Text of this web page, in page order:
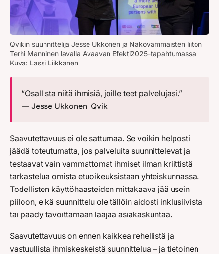
Qvikin suunnittelija Jesse Ukkonen ja Näkövammaisten liiton
Terhi Manninen lavalla Avaavan Efekti2025-tapahtumassa.
Kuva: Lassi Liikkanen
“Osallista niitä ihmisiä, joille teet palvelujasi.”
— Jesse Ukkonen, Qvik
Saavutettavuus ei ole sattumaa. Se voikin helposti
jäädä toteutumatta, jos palveluita suunnittelevat ja
testaavat vain vammattomat ihmiset ilman kriittistä
tarkastelua omista etuoikeuksistaan yhteiskunnassa.
Todellisten käyttöhaasteiden mittakaava jää usein
piiloon, eikä suunnittelu ole tällöin aidosti inklusiivista
tai päädy tavoittamaan laajaa asiakaskuntaa.
Saavutettavuus on ennen kaikkea rehellistä ja
vastuullista ihmiskeskeistä suunnittelua – ja tietoinen